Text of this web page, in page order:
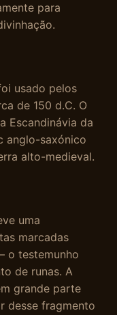
para
usado pelos
de 150 d.C. O
Escandinávia da
anglo-saxónico
alto-medieval.
uma
marcadas
o testemunho
de runas. A
grande parte
desse fragmento